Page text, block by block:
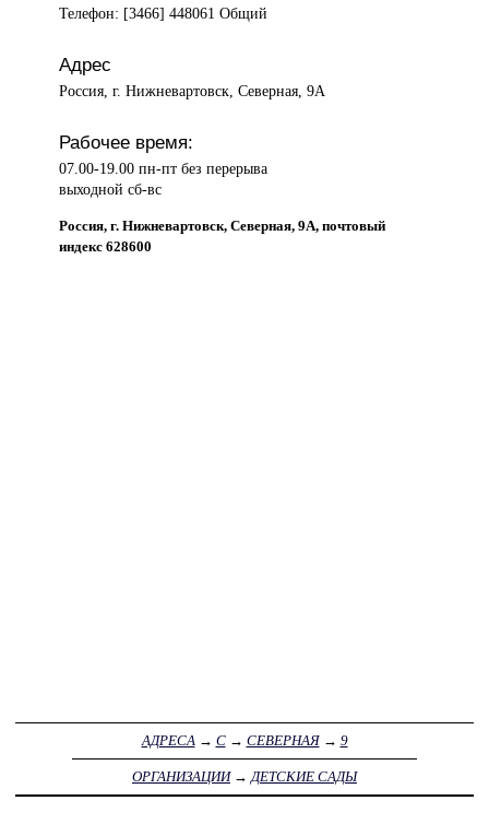
Телефон: [3466] 448061 Общий
Адрес
Россия, г. Нижневартовск, Северная, 9А
Рабочее время:
07.00-19.00 пн-пт без перерыва
выходной сб-вс
Россия, г. Нижневартовск, Северная, 9А, почтовый
индекс 628600
АДРЕСА→ С→ СЕВЕРНАЯ→ 9
ОРГАНИЗАЦИИ→ДЕТСКИЕ САДЫ